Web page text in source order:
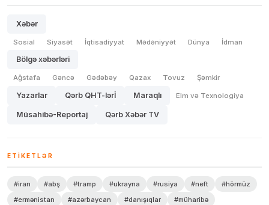
Xəbər
Sosial Siyasət İqtisadiyyat Mədəniyyət Dünya İdman
Bölgə xəbərləri
Ağstafa Gəncə Gədəbəy Qazax Tovuz Şəmkir
Yazarlar Qərb QHT-lərİ Maraqlı Elm və Texnologiya
Müsahibə-Reportaj Qərb Xəbər TV
ETIKETLƏR
#iran #abş #tramp #ukrayna #rusiya #neft
#hörmüz
#ermənistan
#azərbaycan #danışıqlar #müharibə